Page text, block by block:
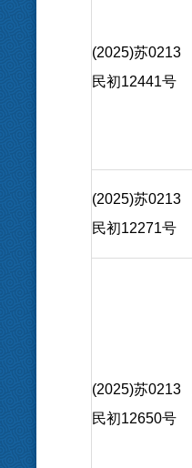
(2025)苏0213
民初12441号
(2025)苏0213
民初12271号
(2025)苏0213
民初12650号